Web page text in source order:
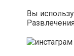
Вы